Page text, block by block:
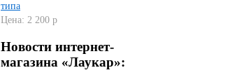
типа
Цена: 2 200 р
Новости интернет-
магазина «Лаукар»: